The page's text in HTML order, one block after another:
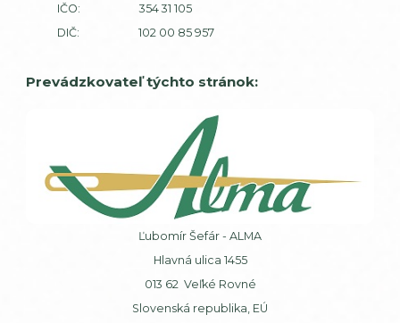
IČO: 354 31 105
DIČ: 102 00 85 957
Prevádzkovateľ týchto stránok:
Ľubomír Šefár - ALMA
Hlavná ulica 1455
013 62 Veľké Rovné
Slovenská republika, EÚ